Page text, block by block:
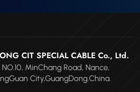
CIT SPECIAL CABLE Co., Ltd.
NO.10, MinChang Road, Nance,
City,GuangDong.China.